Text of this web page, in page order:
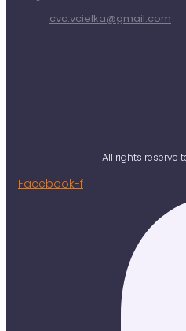
cvc.vcielka@gmail.com
All rights reserve
Facebook-f